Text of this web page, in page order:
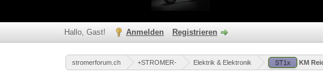
Hallo, Gast! Anmelden Registrieren
stromerforum.ch +STROMER- Elektrik & Elektronik ST1x KM